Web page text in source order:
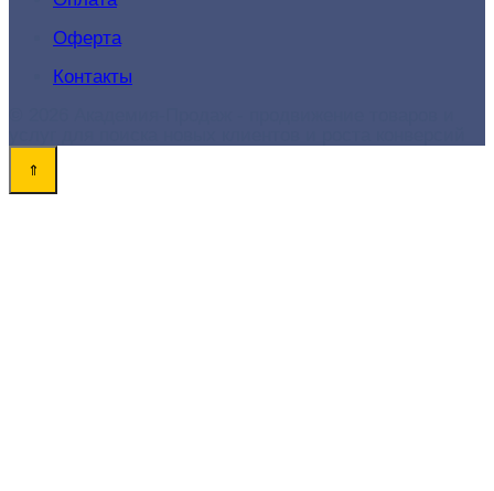
Оферта
Контакты